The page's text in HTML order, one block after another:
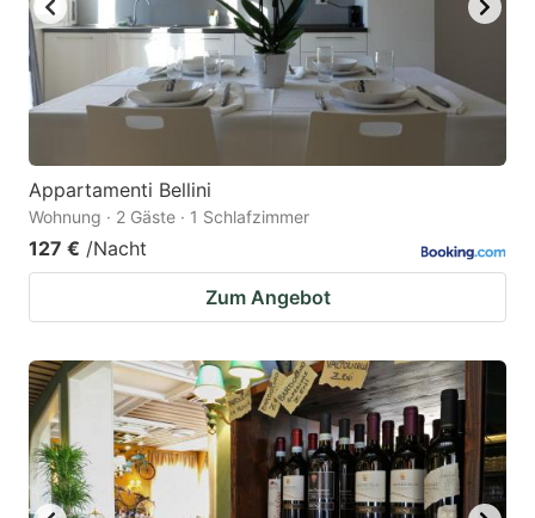
Appartamenti Bellini
Wohnung · 2 Gäste · 1 Schlafzimmer
127 € /Nacht
Zum Angebot